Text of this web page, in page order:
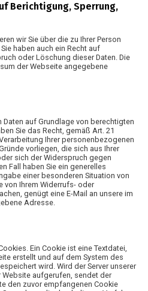
Berichtigung, Sperrung,
wir Sie über die zu Ihrer Person
haben auch ein Recht auf
oder Löschung dieser Daten. Die
der Webseite angegebene
auf Grundlage von berechtigten
Sie das Recht, gemäß Art. 21
Ihrer personenbezogenen
vorliegen, die sich aus Ihrer
sich der Widerspruch gegen
Fall haben Sie ein generelles
einer besonderen Situation von
von Ihrem Widerrufs- oder
genügt eine E-Mail an unsere im
Adresse.
Ein Cookie ist eine Textdatei,
erstellt und auf dem System des
wird. Wird der Server unserer
aufgerufen, sendet der
den zuvor empfangenen Cookie